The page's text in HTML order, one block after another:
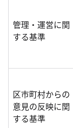
管理・運営に関
する基準
区市町村からの
意見の反映に関
する基準